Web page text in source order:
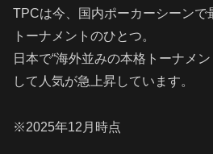
TPCは今、国内ポーカーシーンで
トーナメントのひとつ。
日本で“海外並みの本格トーナメ
して人気が急上昇しています。
※2025年12月時点